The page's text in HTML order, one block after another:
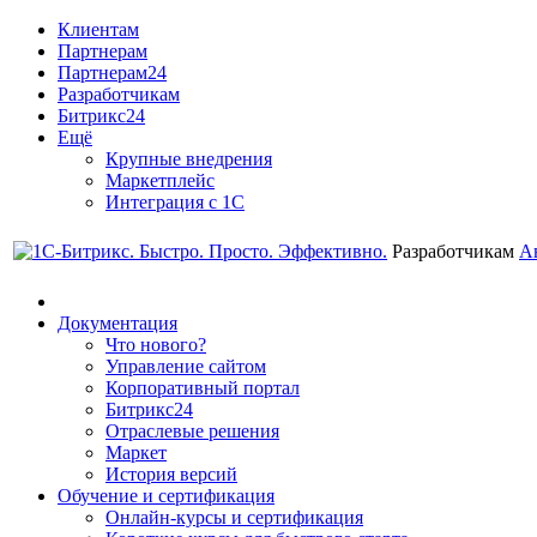
Клиентам
Партнерам
Партнерам24
Разработчикам
Битрикс24
Ещё
Крупные внедрения
Маркетплейс
Интеграция с 1С
Разработчикам
Документация
Что нового?
Управление сайтом
Корпоративный портал
Битрикс24
Отраслевые решения
Маркет
История версий
Обучение и сертификация
Онлайн-курсы и сертификация